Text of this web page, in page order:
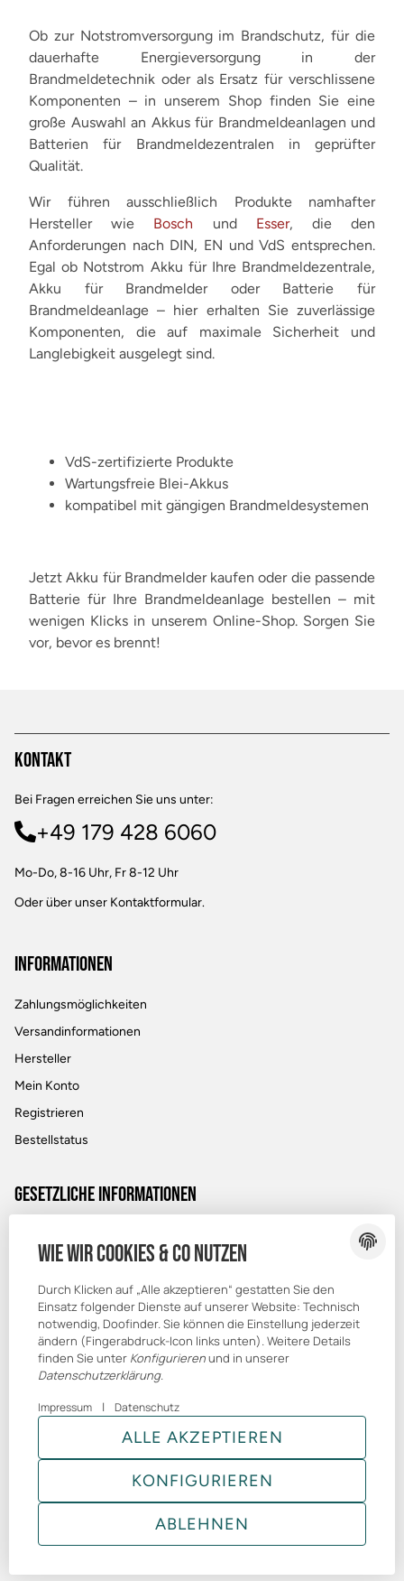
Ob zur Notstromversorgung im Brandschutz, für die
dauerhafte Energieversorgung in der
Brandmeldetechnik oder als Ersatz für verschlissene
Komponenten – in unserem Shop finden Sie eine
große Auswahl an Akkus für Brandmeldeanlagen und
Batterien für Brandmeldezentralen in geprüfter
Qualität.
Wir führen ausschließlich Produkte namhafter
Hersteller wie Bosch und Esser, die den
Anforderungen nach DIN, EN und VdS entsprechen.
Egal ob Notstrom Akku für Ihre Brandmeldezentrale,
Akku für Brandmelder oder Batterie für
Brandmeldeanlage – hier erhalten Sie zuverlässige
Komponenten, die auf maximale Sicherheit und
Langlebigkeit ausgelegt sind.
VdS-zertifizierte Produkte
Wartungsfreie Blei-Akkus
kompatibel mit gängigen Brandmeldesystemen
Jetzt Akku für Brandmelder kaufen oder die passende
Batterie für Ihre Brandmeldeanlage bestellen – mit
wenigen Klicks in unserem Online-Shop. Sorgen Sie
vor, bevor es brennt!
Kontakt
Bei Fragen erreichen Sie uns unter:
+49 179 428 6060
Mo-Do, 8-16 Uhr, Fr 8-12 Uhr
Oder über unser Kontaktformular.
Informationen
Zahlungsmöglichkeiten
Versandinformationen
Hersteller
Mein Konto
Registrieren
Bestellstatus
Gesetzliche Informationen
AGB
Sitemap
Impressum
© Brandmelde-Shop
* Alle Preise inkl. gesetzlicher USt., zzgl.
VERTRAG WIDERRUFEN
ANMELDEN MENÜ WARENKORB
Wie wir Cookies & Co nutzen
Durch Klicken auf „Alle akzeptieren“ gestatten Sie den
Einsatz folgender Dienste auf unserer Website: Technisch
notwendig, Doofinder. Sie können die Einstellung jederzeit
ändern (Fingerabdruck-Icon links unten). Weitere Details
finden Sie unter Konfigurierenund in unserer
Datenschutzerklärung.
Impressum | Datenschutz
ABLEHNEN
KONFIGURIEREN
ALLE AKZEPTIEREN